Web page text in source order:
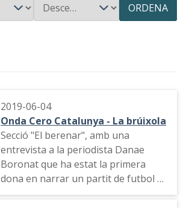
ORDENA
2019-06-04
Onda Cero Catalunya - La brúixola
Secció "El berenar", amb una
entrevista a la periodista Danae
Boronat que ha estat la primera
dona en narrar un partit de futbol de
La Liga de primera divisió ´masculina